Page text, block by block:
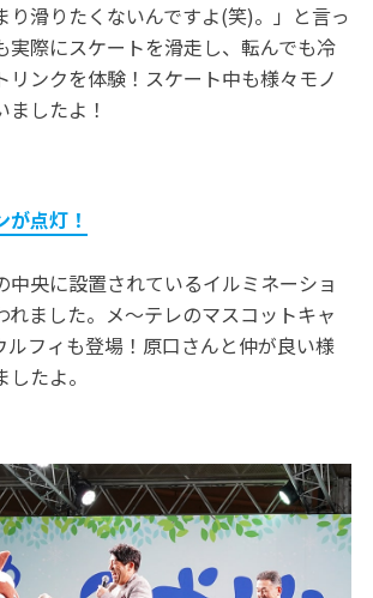
り滑りたくないんですよ(笑)。」と言っ
実際にスケートを滑走し、転んでも冷
リンクを体験！スケート中も様々モノ
したよ！
点灯！
中央に設置されているイルミネーショ
れました。メ～テレのマスコットキャ
ルフィも登場！原口さんと仲が良い様
たよ。